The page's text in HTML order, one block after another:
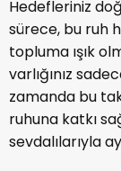
Hedefleriniz
sürece, bu ruh
topluma ışık
varlığınız
zamanda bu
ruhuna katkı
sevdalılarıyla